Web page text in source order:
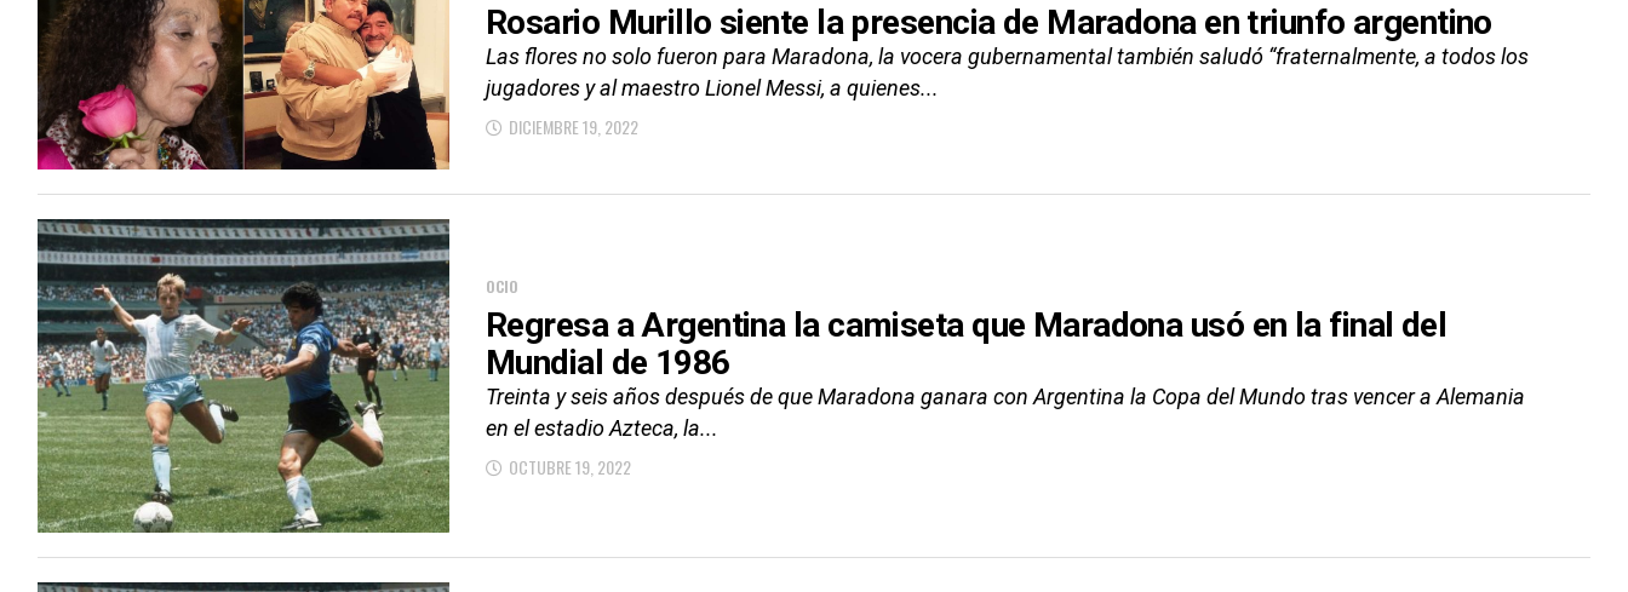
Rosario Murillo siente la presencia de Maradona en triunfo argentino
Las flores no solo fueron para Maradona, la vocera gubernamental también saludó “fraternalmente, a todos los
jugadores y al maestro Lionel Messi, a quienes...
DICIEMBRE 19, 2022
OCIO
Regresa a Argentina la camiseta que Maradona usó en la final del
Mundial de 1986
Treinta y seis años después de que Maradona ganara con Argentina la Copa del Mundo tras vencer a Alemania
en el estadio Azteca, la...
OCTUBRE 19, 2022